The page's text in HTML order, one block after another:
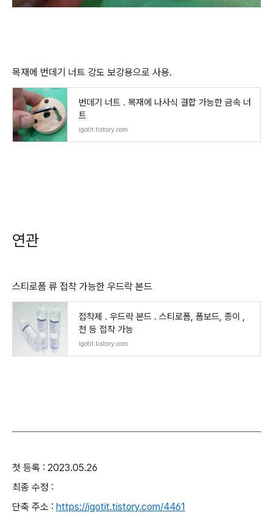
목재에 번데기 너트 강도 보강용으로 사용.
번데기 너트 . 목재에 나사식 결합 가능한 금속 너
트
igotit.tistory.com
연관
스티로폼 류 접착 가능한 우드락 본드
접착제 . 우드락 본드 . 스티로폼, 폼보드, 종이 ,
천 등 접착 가능
igotit.tistory.com
첫 등록 : 2023.05.26
최종 수정 :
단축 주소 : https://igotit.tistory.com/4461